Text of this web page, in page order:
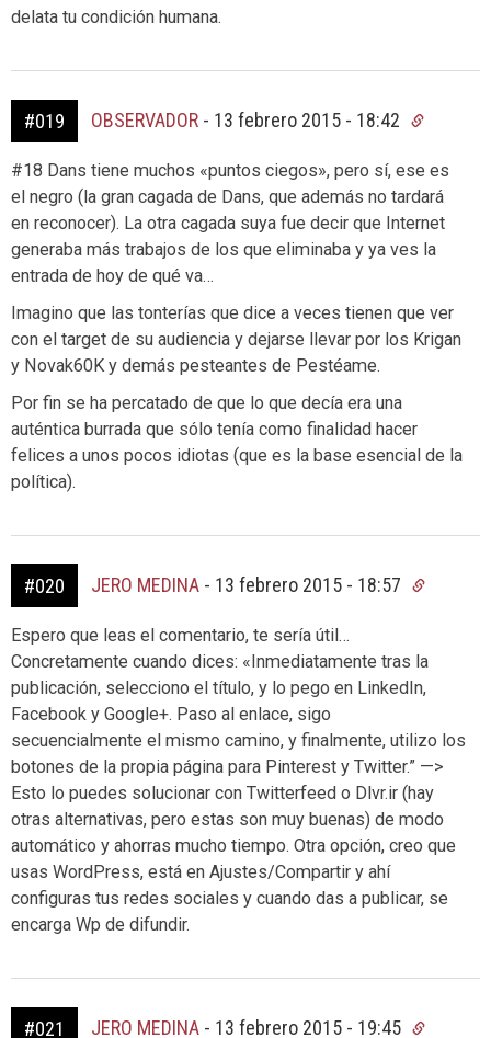
delata tu condición humana.
#019 OBSERVADOR - 13 febrero 2015 - 18:42
#18 Dans tiene muchos «puntos ciegos», pero sí, ese es
el negro (la gran cagada de Dans, que además no tardará
en reconocer). La otra cagada suya fue decir que Internet
generaba más trabajos de los que eliminaba y ya ves la
entrada de hoy de qué va…
Imagino que las tonterías que dice a veces tienen que ver
con el target de su audiencia y dejarse llevar por los Krigan
y Novak60K y demás pesteantes de Pestéame.
Por fin se ha percatado de que lo que decía era una
auténtica burrada que sólo tenía como finalidad hacer
felices a unos pocos idiotas (que es la base esencial de la
política).
#020 JERO MEDINA - 13 febrero 2015 - 18:57
Espero que leas el comentario, te sería útil…
Concretamente cuando dices: «Inmediatamente tras la
publicación, selecciono el título, y lo pego en LinkedIn,
Facebook y Google+. Paso al enlace, sigo
secuencialmente el mismo camino, y finalmente, utilizo los
botones de la propia página para Pinterest y Twitter.” —>
Esto lo puedes solucionar con Twitterfeed o Dlvr.ir (hay
otras alternativas, pero estas son muy buenas) de modo
automático y ahorras mucho tiempo. Otra opción, creo que
usas WordPress, está en Ajustes/Compartir y ahí
configuras tus redes sociales y cuando das a publicar, se
encarga Wp de difundir.
#021 JERO MEDINA - 13 febrero 2015 - 19:45